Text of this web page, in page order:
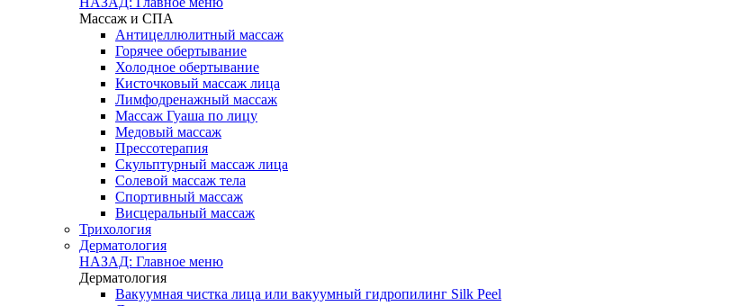
Массаж и СПА
Антицеллюлитный массаж
Горячее обертывание
Холодное обертывание
Кисточковый массаж лица
Лимфодренажный массаж
Массаж Гуаша по лицу
Медовый массаж
Прессотерапия
Скульптурный массаж лица
Солевой массаж тела
Спортивный массаж
Висцеральный массаж
Трихология
Дерматология
НАЗАД: Главное меню
Дерматология
Вакуумная чистка лица или вакуумный гидропилинг Silk Peel